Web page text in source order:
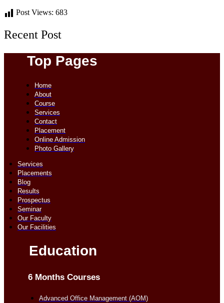
Post Views: 683
Recent Post
Top Pages
Home
About
Course
Services
Contact
Placement
Online Admission
Photo Gallery
Services
Placements
Blog
Results
Prospectus
Seminar
Our Faculty
Our Facilities
Education
6 Months Courses
Advanced Office Management (AOM)